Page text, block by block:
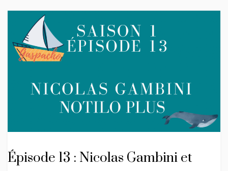
Épisode 13 : Nicolas Gambini et